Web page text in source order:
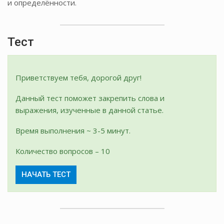
и определённости.
Тест
Приветствуем тебя, дорогой друг!
Данный тест поможет закрепить слова и
выражения, изученные в данной статье.
Время выполнения ~ 3-5 минут.
Количество вопросов – 10